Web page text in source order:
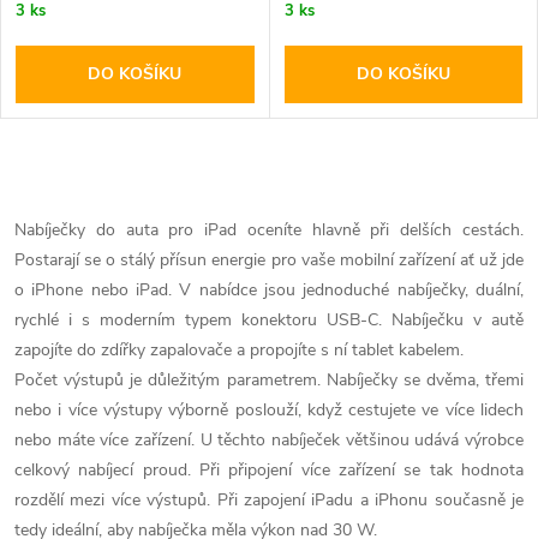
3 ks
DO KOŠÍKU
3 ks
DO KOŠÍKU
v
l
á
d
a
c
í
Nabíječky do auta pro iPad oceníte hlavně při delších cestách.
Postarají se o stálý přísun energie pro vaše mobilní zařízení ať už jde
o iPhone nebo iPad. V nabídce jsou jednoduché nabíječky, duální,
rychlé i s moderním typem konektoru USB-C. Nabíječku v autě
zapojíte do zdířky zapalovače a propojíte s ní tablet kabelem.
Počet výstupů je důležitým parametrem. Nabíječky se dvěma, třemi
nebo i více výstupy výborně poslouží, když cestujete ve více lidech
nebo máte více zařízení. U těchto nabíječek většinou udává výrobce
celkový nabíjecí proud. Při připojení více zařízení se tak hodnota
rozdělí mezi více výstupů. Při zapojení iPadu a iPhonu současně je
tedy ideální, aby nabíječka měla výkon nad 30 W.